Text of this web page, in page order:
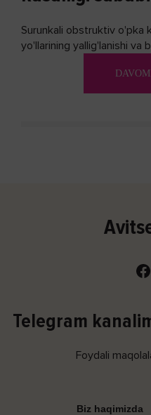
Surunkali obstruktiv o'pka
yo'llarining yallig'lanishi va
Telegram
Foydali
Biz haqimizda